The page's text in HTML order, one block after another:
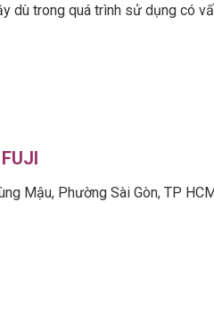
dù trong quá trình sử dụng có
Mậu, Phường Sài Gòn, TP